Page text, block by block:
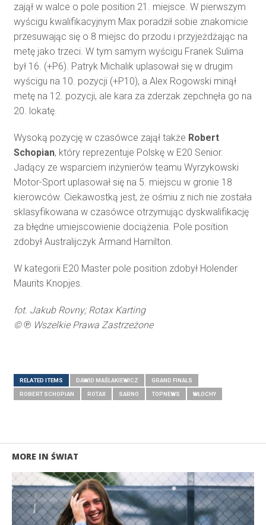
zajął w walce o pole position 21. miejsce. W pierwszym
wyścigu kwalifikacyjnym Max poradził sobie znakomicie
przesuwając się o 8 miejsc do przodu i przyjeżdżając na
metę jako trzeci. W tym samym wyścigu Franek Sulima
był 16. (+P6). Patryk Michalik uplasował się w drugim
wyścigu na 10. pozycji (+P10), a Alex Rogowski minął
metę na 12. pozycji, ale kara za zderzak zepchnęła go na
20. lokatę.
Wysoką pozycję w czasówce zajął także Robert
Schopian, który reprezentuje Polskę w E20 Senior.
Jadący ze wsparciem inżynierów teamu Wyrzykowski
Motor-Sport uplasował się na 5. miejscu w gronie 18
kierowców. Ciekawostką jest, że ośmiu z nich nie została
sklasyfikowana w czasówce otrzymując dyskwalifikację
za błędne umiejscowienie dociążenia. Pole position
zdobył Australijczyk Armand Hamilton.
W kategorii E20 Master pole position zdobył Holender
Maurits Knopjes.
fot. Jakub Rovny; Rotax Karting
© ℗ Wszelkie Prawa Zastrzeżone
RELATED ITEMS DAWID MAŚLAKIEWICZ GRAND FINALS
ROBERT SCHOPIAN ROTAX SARNO TOPNEWS WŁOCHY
MORE IN ŚWIAT